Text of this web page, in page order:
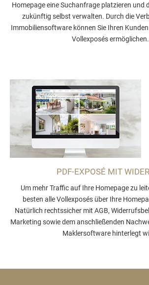
Homepage eine Suchanfrage platzieren und
zukünftig selbst verwalten. Durch die
Immobiliensoftware können Sie Ihren
Vollexposés ermöglichen.
PDF-EXPOSÉ MIT
Um mehr Traffic auf Ihre Homepage zu
besten alle Vollexposés über Ihre
Natürlich rechtssicher mit AGB,
Marketing sowie dem anschließenden
Maklersoftware hinterlegt